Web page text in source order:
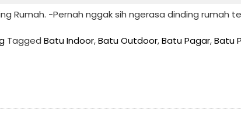
Rumah. -Pernah nggak sih ngerasa dinding rumah
Tagged Batu Indoor,Batu Outdoor,Batu Pagar,Batu